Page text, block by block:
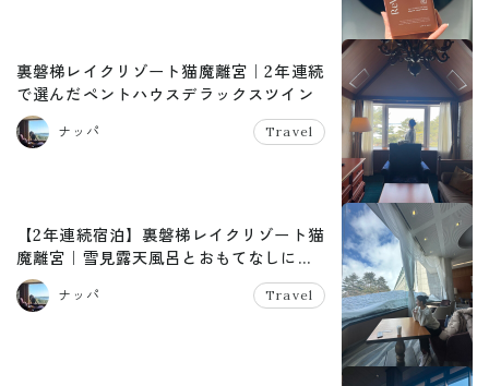
裏磐梯レイクリゾート猫魔離宮｜2年連続
で選んだペントハウスデラックスツイン
ナッパ Travel
【2年連続宿泊】裏磐梯レイクリゾート猫
魔離宮｜雪見露天風呂とおもてなしに惹
かれて再訪
ナッパ Travel